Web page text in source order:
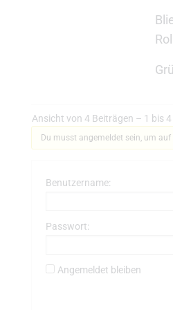
Ansicht von 4 Beiträgen – 1 bis
Du musst angemeldet sein, um
Benutzername:
Passwort:
Angemeldet bleiben